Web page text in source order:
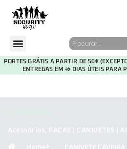
PORTES GRÁTIS A PARTIR DE 50€
ENTREGAS EM ½ DIAS ÚTEIS PARA
Acessórios, FACAS | CANIVETES |
Home CANIVETE